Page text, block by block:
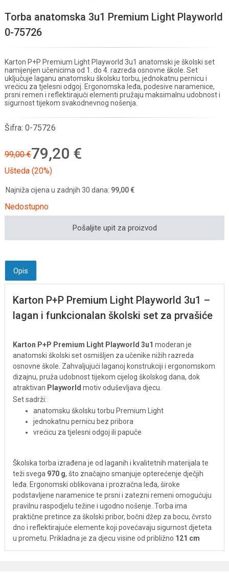
Torba anatomska 3u1 Premium Light Playworld
0-75726
Karton P+P Premium Light Playworld 3u1 anatomski je školski set
namijenjen učenicima od 1. do 4. razreda osnovne škole. Set
uključuje laganu anatomsku školsku torbu, jednokatnu pernicu i
vrećicu za tjelesni odgoj. Ergonomska leđa, podesive naramenice,
prsni remen i reflektirajući elementi pružaju maksimalnu udobnost i
sigurnost tijekom svakodnevnog nošenja.
Šifra: 0-75726
99,00 €79,20 €
Ušteda (20%)
Najniža cijena u zadnjih 30 dana: 99,00 €
Nedostupno
Pošaljite upit za proizvod
Opis
Karton P+P Premium Light Playworld 3u1 –
lagan i funkcionalan školski set za prvašiće
Karton P+P Premium Light Playworld 3u1 moderan je
anatomski školski set osmišljen za učenike nižih razreda
osnovne škole. Zahvaljujući laganoj konstrukciji i ergonomskom
dizajnu, pruža udobnost tijekom cijelog školskog dana, dok
atraktivan Playworld motiv oduševljava djecu.
Set sadrži:
anatomsku školsku torbu Premium Light
jednokatnu pernicu bez pribora
vrećicu za tjelesni odgoj ili papuče
Školska torba izrađena je od laganih i kvalitetnih materijala te
teži svega 970 g, što značajno smanjuje opterećenje dječjih
leđa. Ergonomski oblikovana i prozračna leđa, široke
podstavljene naramenice te prsni i zatezni remeni omogućuju
pravilnu raspodjelu težine i ugodno nošenje. Torba ima
praktične pretince za školski pribor, bočni džep za bocu, čvrsto
dno i reflektirajuće elemente koji povećavaju sigurnost djeteta
u prometu. Prikladna je za djecu visine od približno 121 cm
nadalje.